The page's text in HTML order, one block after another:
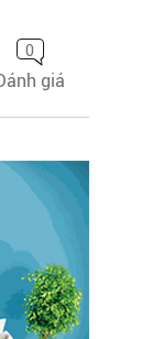
0
giá